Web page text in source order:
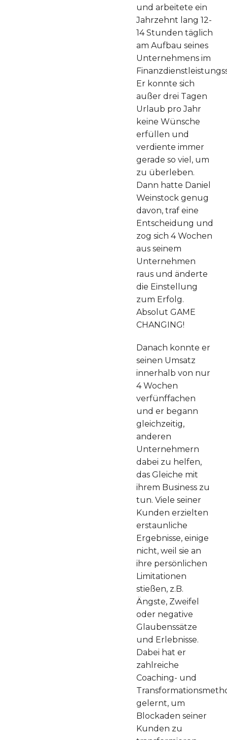
und arbeitete ein
Jahrzehnt lang 12-
14 Stunden täglich
am Aufbau seines
Unternehmens im
Er konnte sich
außer drei Tagen
Urlaub pro Jahr
keine Wünsche
erfüllen und
verdiente immer
gerade so viel, um
zu überleben.
Dann hatte Daniel
Weinstock genug
davon, traf eine
Entscheidung und
zog sich 4 Wochen
aus seinem
Unternehmen
raus und änderte
die Einstellung
zum Erfolg.
Absolut GAME
CHANGING!
Danach konnte er
seinen Umsatz
innerhalb von nur
4 Wochen
verfünffachen
und er begann
gleichzeitig,
anderen
Unternehmern
dabei zu helfen,
das Gleiche mit
ihrem Business zu
tun. Viele seiner
Kunden erzielten
erstaunliche
Ergebnisse, einige
nicht, weil sie an
ihre persönlichen
Limitationen
stießen, z.B.
Ängste, Zweifel
oder negative
Glaubenssätze
und Erlebnisse.
Dabei hat er
zahlreiche
Coaching- und
gelernt, um
Blockaden seiner
Kunden zu